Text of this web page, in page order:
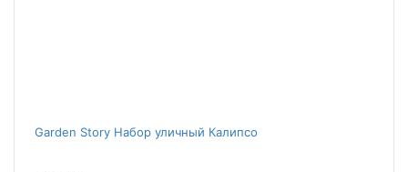
Garden Story Набор уличный Калипсо